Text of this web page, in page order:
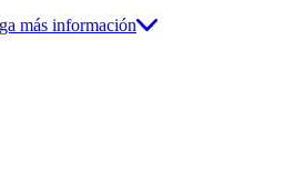
más información